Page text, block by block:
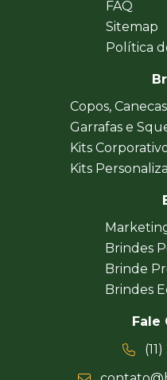
FAQ
Sitemap
Política
Copos,
Garrafas e
Kits
Kits
Brindes
Brinde
Brindes
Fale